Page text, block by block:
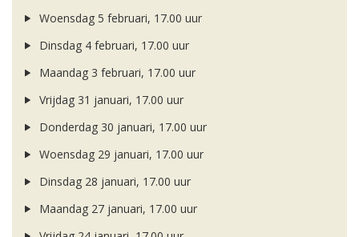
Woensdag 5 februari, 17.00 uur
Dinsdag 4 februari, 17.00 uur
Maandag 3 februari, 17.00 uur
Vrijdag 31 januari, 17.00 uur
Donderdag 30 januari, 17.00 uur
Woensdag 29 januari, 17.00 uur
Dinsdag 28 januari, 17.00 uur
Maandag 27 januari, 17.00 uur